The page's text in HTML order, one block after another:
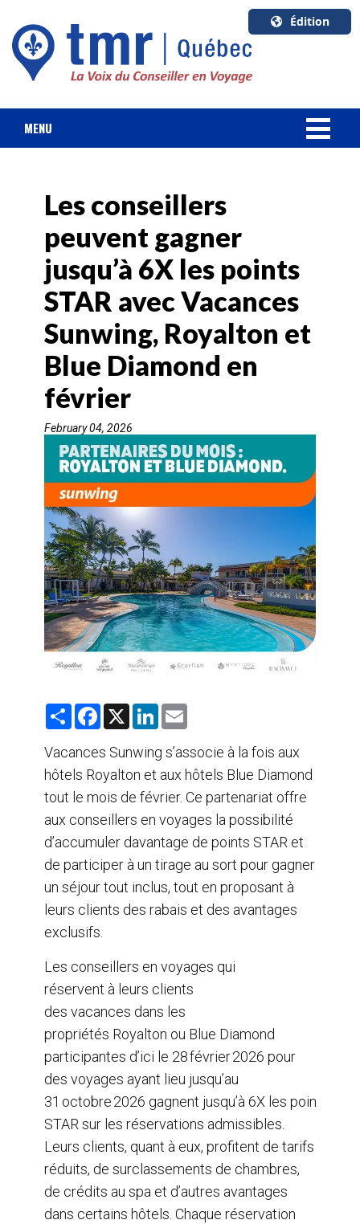
Édition
U.S.A.
English
Canada
MENU
FORFAIT VACANCES
CROISIÈRES
HOTELS & RESORTS
DESTINATIONS
AGENTS DE VOYAGE
FORMATION & RESSOURCES
Les conseillers
peuvent gagner
jusqu’à 6X les points
STAR avec Vacances
Sunwing, Royalton et
Blue Diamond en
février
February 04, 2026
S
r
e
F
e
b
o
o
k
X
L
k
e
d
n
i
l
Vacances Sunwing s’associe à la fois aux
hôtels Royalton et aux hôtels Blue Diamond
tout le mois de février. Ce partenariat offre
aux conseillers en voyages la possibilité
d’accumuler davantage de points STAR et
de participer à un tirage au sort pour gagner
un séjour tout inclus, tout en proposant à
leurs clients des rabais et des avantages
exclusifs.
Les conseillers en voyages qui
réservent à leurs clients
des vacances dans les
propriétés Royalton ou Blue Diamond
participantes d’ici le 28 février 2026 pour
des voyages ayant lieu jusqu’au
31 octobre 2026 gagnent jusqu’à 6X les points
STAR sur les réservations admissibles.
Leurs clients, quant à eux, profitent de tarifs
réduits, de surclassements de chambres,
de crédits au spa et d’autres avantages
dans certains hôtels. Chaque réservation